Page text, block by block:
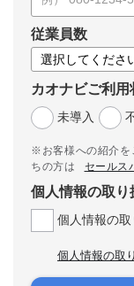
従業員数
カオナビご利用
未導入
※お客様への紹介を
ちの方は
セールス
個人情報の取り
個人情報の取
個人情報の取